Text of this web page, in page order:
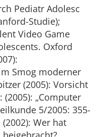
Pediatr Adolesc
Studie);
Video Game
Oxford
Smog moderner
(2005): Vorsicht
„Computer
5/2005: 355-
Wer hat